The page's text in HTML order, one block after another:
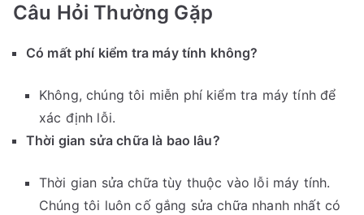
Câu Hỏi Thường Gặp
Có mất phí kiểm tra máy tính không?
Không, chúng tôi miễn phí kiểm tra máy tính để
xác định lỗi.
Thời gian sửa chữa là bao lâu?
Thời gian sửa chữa tùy thuộc vào lỗi máy tính.
Chúng tôi luôn cố gắng sửa chữa nhanh nhất có